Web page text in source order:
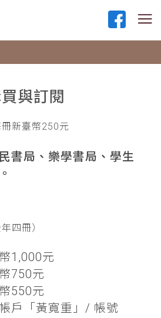
與訂閱
新臺幣250元
書局、樂學書局、學生
四冊）
1,000元
750元
550元
帳戶「黃寬重」/ 帳號